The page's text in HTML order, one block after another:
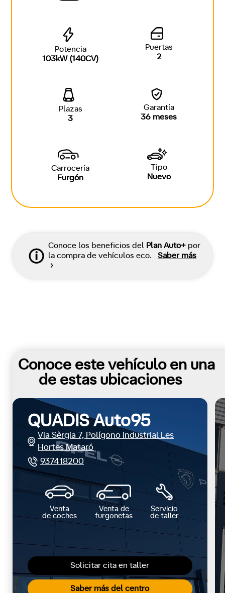
Potencia
103kW (140CV)
Puertas
2
Plazas
3
Garantía
36 meses
Carrocería
Furgón
Tipo
Nuevo
Conoce los beneficios del Plan Auto+ por
la compra de vehículos eco.
Saber más
Conoce este vehículo en una
de estas ubicaciones
Solicitar cita en taller
Saber más del centro
QUADIS Auto95
Via Sèrgia 7, Polígono Industrial Les
Hortes Mataró
937418200
Venta
de coches
Venta de
furgonetas
Servicio
de taller